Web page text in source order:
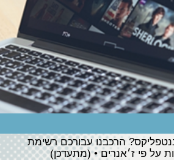
הרכבנו עבורכם רשימת
על פי ז׳אנרים • (מתעדכן)